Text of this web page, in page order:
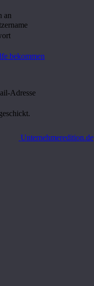
an
bekommen
Adresse
Unternehmeredition.de